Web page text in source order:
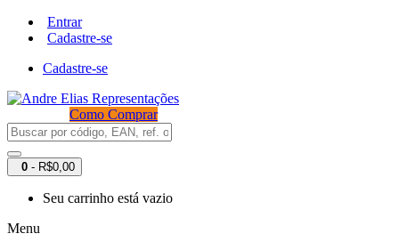
Entrar
Cadastre-se
Cadastre-se
Como Comprar
0 - R$0,00
Seu carrinho está vazio
Menu